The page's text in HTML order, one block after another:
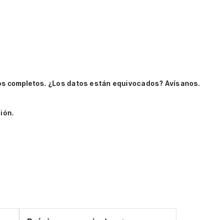
completos. ¿Los datos están equivocados? Avísanos.